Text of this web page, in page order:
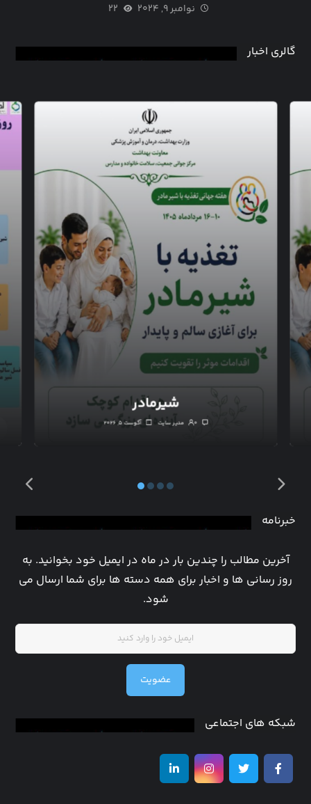
نوامبر ۹, ۲۰۲۴ ۲۲
گالری اخبار
شیرمادر
آگوست ۵, ۲۰۲۶ مدیر سایت ۰
خبرنامه
آخرین مطالب را چندین بار در ماه در ایمیل خود بخوانید. به
روز رسانی ها و اخبار برای همه دسته ها برای شما ارسال می
شود.
عضویت
شبکه های اجتماعی